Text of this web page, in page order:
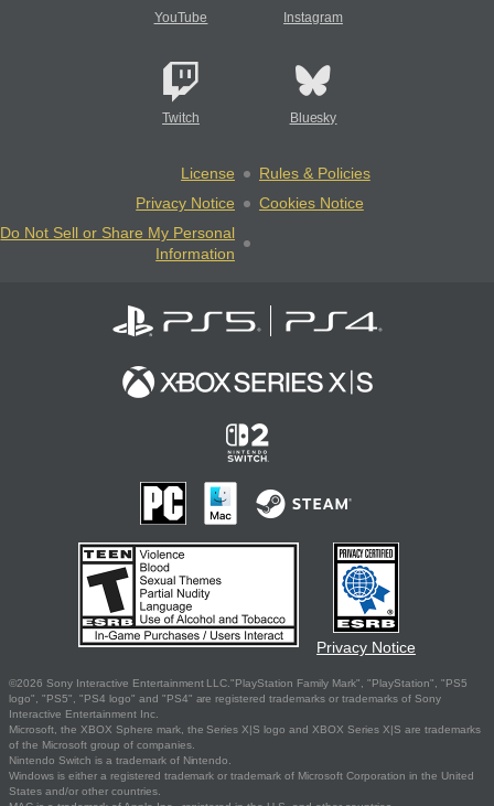
YouTube Instagram
Twitch Bluesky
License
Rules & Policies
Privacy Notice
Cookies Notice
Do Not Sell or Share My Personal
Information
Privacy Notice
©2026 Sony Interactive Entertainment LLC."PlayStation Family Mark", "PlayStation", "PS5
logo", "PS5", "PS4 logo" and "PS4" are registered trademarks or trademarks of Sony
Interactive Entertainment Inc.
Microsoft, the XBOX Sphere mark, the Series X|S logo and XBOX Series X|S are trademarks
of the Microsoft group of companies.
Nintendo Switch is a trademark of Nintendo.
Windows is either a registered trademark or trademark of Microsoft Corporation in the United
States and/or other countries.